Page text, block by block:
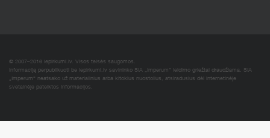
© 2007–2016 Iepirkumi.lv. Visos teisės saugomos.
Informaciją perpublikuoti be iepirkumi.lv savininko SIA „Imperum“ leidimo griežtai draudžiama. SIA
„Imperum“ neatsako už materialinius arba kitokius nuostolius, atsiradusius dėl internetinėje
svetainėje pateiktos informacijos.